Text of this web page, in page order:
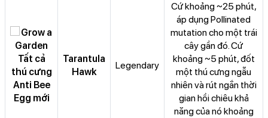
Tarantula
Hawk
Legendary
Cứ khoảng ~25 phút,
áp dụng Pollinated
mutation cho một trái
cây gần đó. Cứ
khoảng ~5 phút, đốt
một thú cưng ngẫu
nhiên và rút ngắn thời
gian hồi chiêu khả
năng của nó khoảng